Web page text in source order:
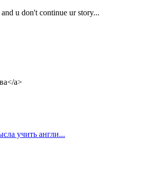
u don't continue ur story...
a>
учить англи...